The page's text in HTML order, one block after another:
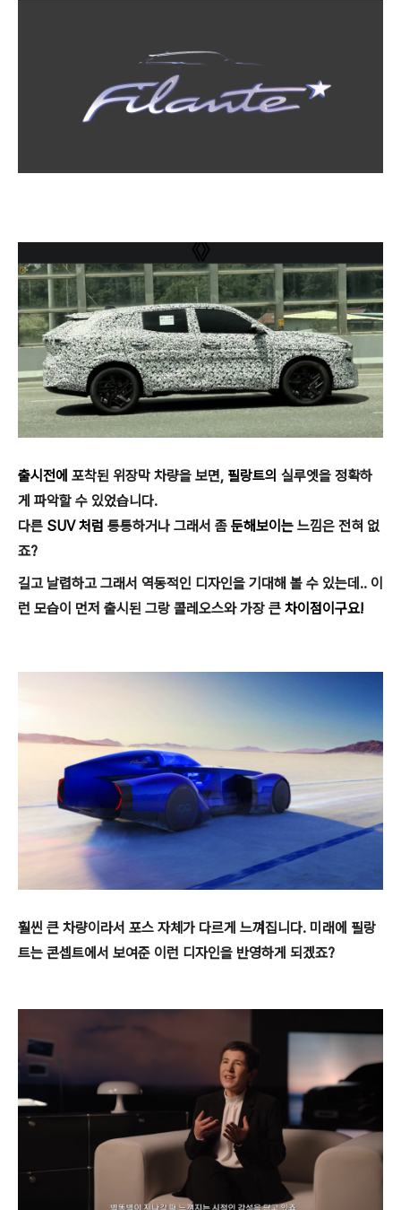
출시전에 포착된 위장막 차량을 보면, 필랑트의 실루엣을 정확하
게 파악할 수 있었습니다.
다른 SUV 처럼 통통하거나 그래서 좀 둔해보이는 느낌은 전혀 없
죠?
길고 날렵하고 그래서 역동적인 디자인을 기대해 볼 수 있는데.. 이
런 모습이 먼저 출시된 그랑 콜레오스와 가장 큰 차이점이구요!
훨씬 큰 차량이라서 포스 자체가 다르게 느껴집니다. 미래에 필랑
트는 콘셉트에서 보여준 이런 디자인을 반영하게 되겠죠?